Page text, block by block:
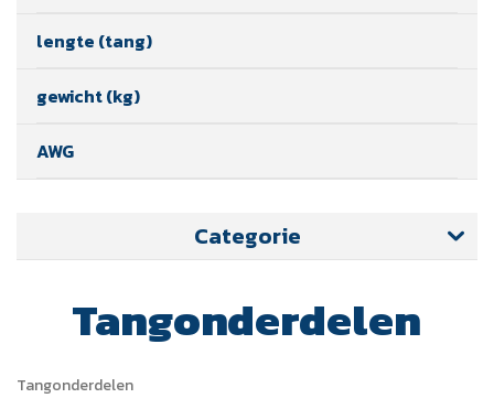
lengte (tang)
gewicht (kg)
AWG
Categorie
Tangonderdelen
Tangonderdelen